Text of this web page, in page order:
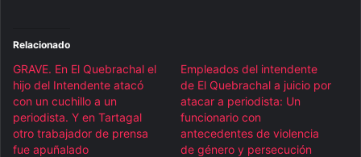
Relacionado
GRAVE. En El Quebrachal el
hijo del Intendente atacó
con un cuchillo a un
periodista. Y en Tartagal
otro trabajador de prensa
fue apuñalado
Empleados del intendente
de El Quebrachal a juicio por
atacar a periodista: Un
funcionario con
antecedentes de violencia
de género y persecución